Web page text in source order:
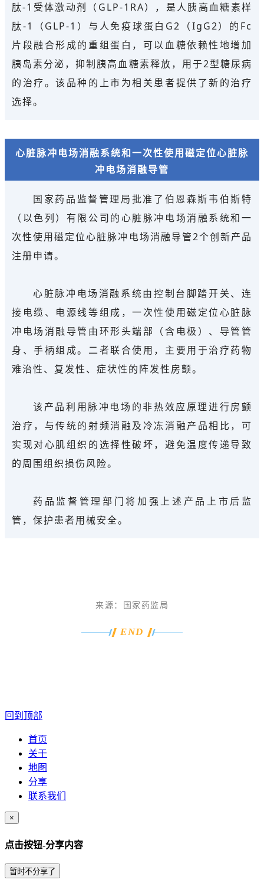
肽-1受体激动剂（GLP-1RA），是人胰高血糖素样
肽-1（GLP-1）与人免疫球蛋白G2（IgG2）的Fc
片段融合形成的重组蛋白，可以血糖依赖性地增加
胰岛素分泌，抑制胰高血糖素释放，用于2型糖尿病
的治疗。该品种的上市为相关患者提供了新的治疗
选择。
心脏脉冲电场消融系统和一次性使用磁定位心脏脉
冲电场消融导管
国家药品监督管理局批准了伯恩森斯韦伯斯特
（以色列）有限公司的心脏脉冲电场消融系统和一
次性使用磁定位心脏脉冲电场消融导管2个创新产品
注册申请。
心脏脉冲电场消融系统由控制台脚踏开关、连
接电缆、电源线等组成，一次性使用磁定位心脏脉
冲电场消融导管由环形头端部（含电极）、导管管
身、手柄组成。二者联合使用，主要用于治疗药物
难治性、复发性、症状性的阵发性房颤。
该产品利用脉冲电场的非热效应原理进行房颤
治疗，与传统的射频消融及冷冻消融产品相比，可
实现对心肌组织的选择性破坏，避免温度传递导致
的周围组织损伤风险。
药品监督管理部门将加强上述产品上市后监
管，保护患者用械安全。
来源： 国家药监局
END
回到顶部
首页
关于
地图
分享
联系我们
×
点击按钮-分享内容
暂时不分享了